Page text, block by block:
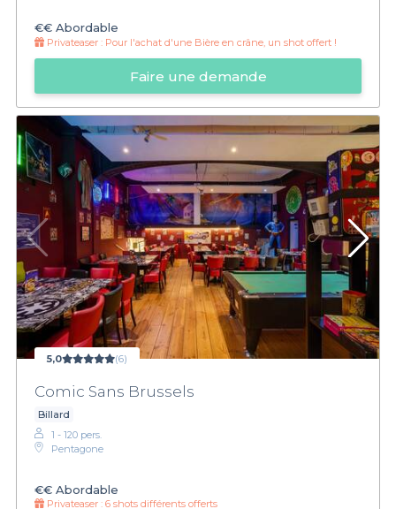
€€ Abordable
Privateaser : Pour l'achat d'une Bière en crâne, un shot offert !
Faire une demande
5,0 (6)
Comic Sans Brussels
Billard
1 - 120 pers.
Pentagone
€€ Abordable
Privateaser : 6 shots différents offerts